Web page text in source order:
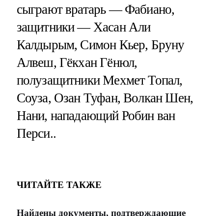
сыграют вратарь — Фабиано,
защитники — Хасан Али
Калдырым, Симон Кьер, Бруну
Алвеш, Гёкхан Гёнюл,
полузащитники Мехмет Топал,
Соуза, Озан Туфан, Волкан Шен,
Нани, нападающий Робин ван
Перси..
ЧИТАЙТЕ ТАКЖЕ
Найдены документы, подтверждающие